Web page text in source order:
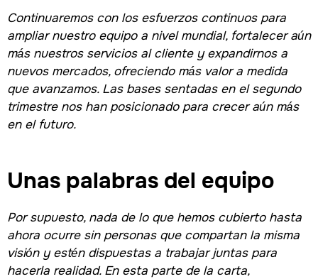
Continuaremos con los esfuerzos continuos para
ampliar nuestro equipo a nivel mundial, fortalecer aún
más nuestros servicios al cliente y expandirnos a
nuevos mercados, ofreciendo más valor a medida
que avanzamos. Las bases sentadas en el segundo
trimestre nos han posicionado para crecer aún más
en el futuro.
Unas palabras del equipo
Por supuesto, nada de lo que hemos cubierto hasta
ahora ocurre sin personas que compartan la misma
visión y estén dispuestas a trabajar juntas para
hacerla realidad. En esta parte de la carta,